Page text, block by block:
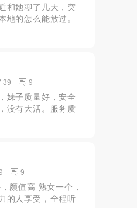
和她聊了几天，突
的怎么能放过。
她家，到了我先开
来到了，她一进来
39 9
妹子质量好，安全
没有大活。服务质
9
颜值高 熟女一个，
的人享受，全程听